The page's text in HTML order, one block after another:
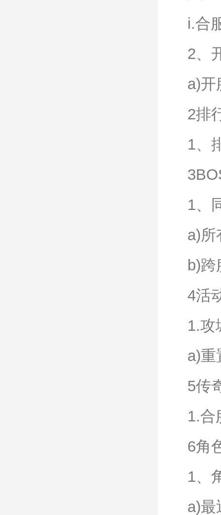
i.合
2、
a)开
2排
1、
1、
a)所
b)
4活
1.攻
a)重
5传
1.合
6角
1、
a)最